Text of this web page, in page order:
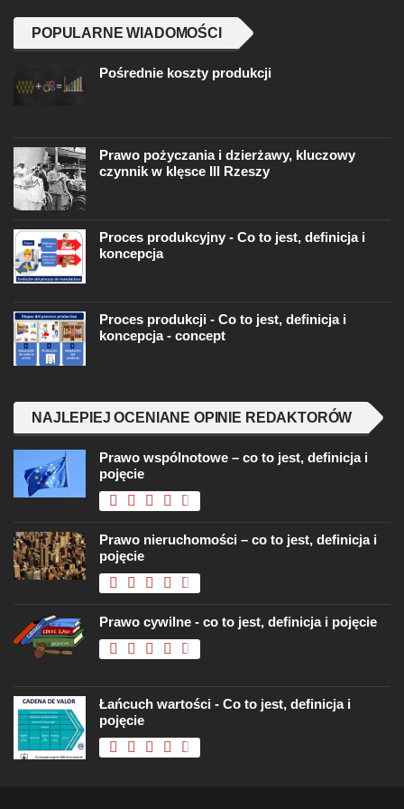
POPULARNE WIADOMOŚCI
Pośrednie koszty produkcji
Prawo pożyczania i dzierżawy, kluczowy
czynnik w klęsce III Rzeszy
Proces produkcyjny - Co to jest, definicja i
koncepcja
Proces produkcji - Co to jest, definicja i
koncepcja - concept
NAJLEPIEJ OCENIANE OPINIE REDAKTORÓW
Prawo wspólnotowe – co to jest, definicja i
pojęcie
Prawo nieruchomości – co to jest, definicja i
pojęcie
Prawo cywilne - co to jest, definicja i pojęcie
Łańcuch wartości - Co to jest, definicja i
pojęcie